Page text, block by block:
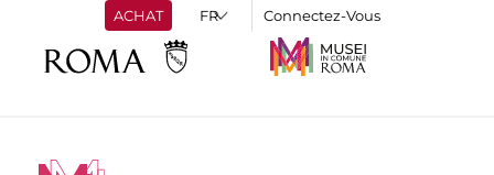
ACHAT Connectez-Vous